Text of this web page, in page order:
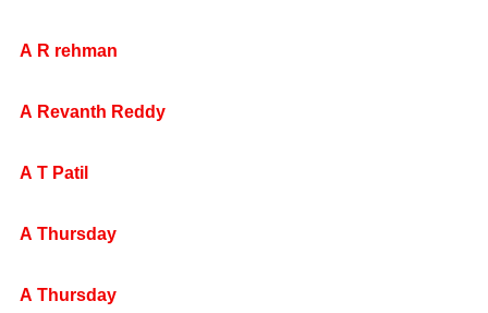
A R rehman
A Revanth Reddy
A T Patil
A Thursday
A Thursday